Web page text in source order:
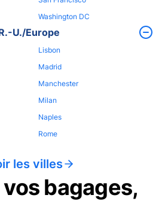
Washington DC
U./Europe
Lisbon
Madrid
Manchester
Milan
Naples
Rome
les villes
bagages,